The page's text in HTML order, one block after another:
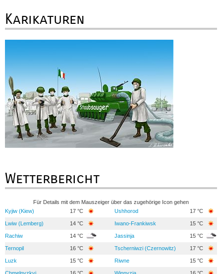
Karikaturen
Wetterbericht
Für Details mit dem Mauszeiger über das zugehörige Icon gehen
Kyjiw (Kiew)
17 °C Ushhorod 17 °C
Lwiw (Lemberg) 14 °C Iwano-Frankiwsk 15 °C
Rachiw 14 °C Jassinja 15 °C
Ternopil 16 °C Tscherniwzi (Czernowitz) 17 °C
Luzk 15 °C Riwne 15 °C
Chmelnyzkyj 16 °C Winnyzja 16 °C